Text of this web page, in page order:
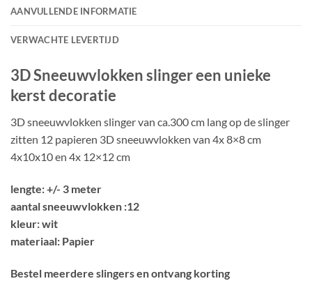
AANVULLENDE INFORMATIE
VERWACHTE LEVERTIJD
3D Sneeuwvlokken slinger een unieke
kerst decoratie
3D sneeuwvlokken slinger van ca.300 cm lang op de slinger
zitten 12 papieren 3D sneeuwvlokken van 4x 8×8 cm
4x10x10 en 4x 12×12 cm
lengte: +/- 3 meter
aantal sneeuwvlokken :12
kleur: wit
materiaal: Papier
Bestel meerdere slingers en ontvang korting